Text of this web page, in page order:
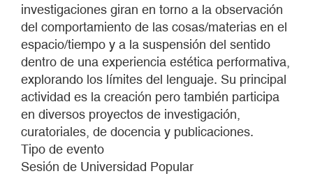
investigaciones giran en torno a la observación
del comportamiento de las cosas/materias en el
espacio/tiempo y a la suspensión del sentido
dentro de una experiencia estética performativa,
explorando los límites del lenguaje. Su principal
actividad es la creación pero también participa
en diversos proyectos de investigación,
curatoriales, de docencia y publicaciones.
Tipo de evento
Sesión de Universidad Popular